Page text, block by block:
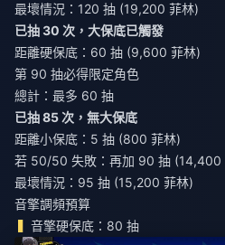
最壞情況：120 抽 (19,200 菲林)
已抽 30 次，大保底已觸發
距離硬保底：60 抽 (9,600 菲林)
第 90 抽必得限定角色
總計：最多 60 抽
已抽 85 次，無大保底
距離小保底：5 抽 (800 菲林)
若 50/50 失敗：再加 90 抽 (14,400
最壞情況：95 抽 (15,200 菲林)
音擎調頻預算
音擎硬保底：80 抽